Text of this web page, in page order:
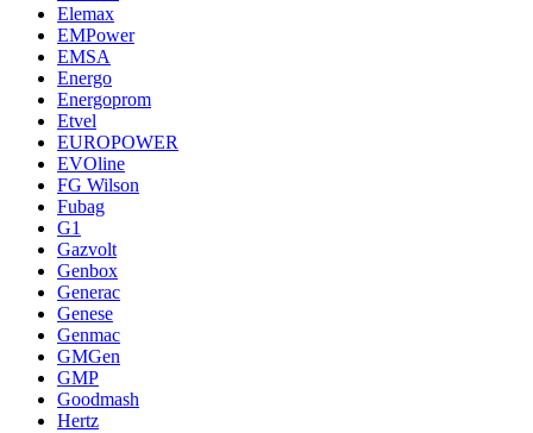
Elemax
EMPower
EMSA
Energo
Energoprom
Etvel
EUROPOWER
EVOline
FG Wilson
Fubag
G1
Gazvolt
Genbox
Generac
Genese
Genmac
GMGen
GMP
Goodmash
Hertz